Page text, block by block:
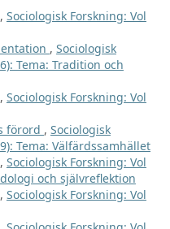
, Sociologisk Forskning: Vol
, Sociologisk
Tema: Tradition och
, Sociologisk Forskning: Vol
förord , Sociologisk
Tema: Välfärdssamhället
, Sociologisk Forskning: Vol
och självreflektion
, Sociologisk Forskning: Vol